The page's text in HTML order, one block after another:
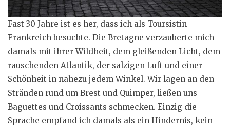
Fast 30 Jahre ist es her, dass ich als Toursistin
Frankreich besuchte. Die Bretagne verzauberte mich
damals mit ihrer Wildheit, dem gleißenden Licht, dem
rauschenden Atlantik, der salzigen Luft und einer
Schönheit in nahezu jedem Winkel. Wir lagen an den
Stränden rund um Brest und Quimper, ließen uns
Baguettes und Croissants schmecken. Einzig die
Sprache empfand ich damals als ein Hindernis, kein